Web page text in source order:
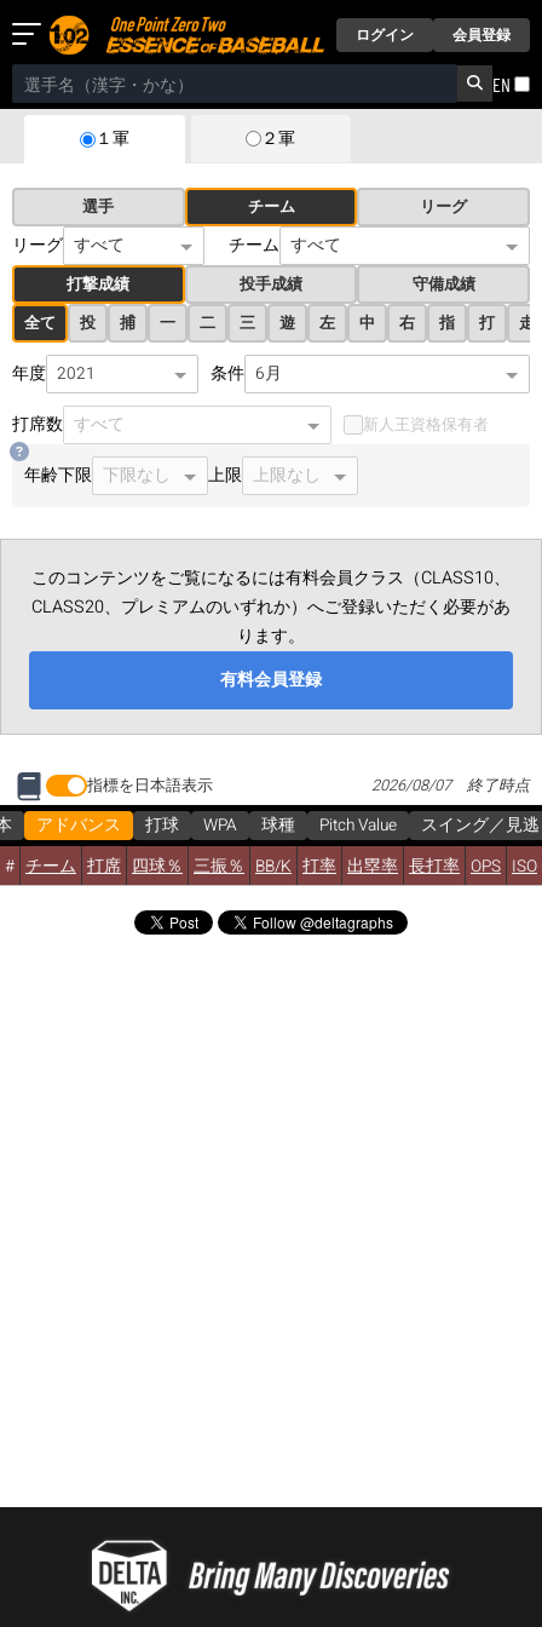
ログイン 会員登録
EN
１軍 ２軍
選手 チーム リーグ
リーグ チーム
打撃成績 投手成績
守備成績
全て
投 捕 一 二 三 遊 左 中 右 指 打 走
年度 条件
打席数 新人王資格保有者
年齢下限 上限
このコンテンツをご覧になるには有料会員クラス（CLASS10、
CLASS20、プレミアムのいずれか）へご登録いただく必要があ
ります。
有料会員登録
指標を日本語表示 2026/08/07 終了時点
アドバンス 打球 WPA 球種 Pitch Value
スイング／見
# チーム 打席 四球％ 三振％ BB/K 打率 出塁率 長打率 OPS ISO